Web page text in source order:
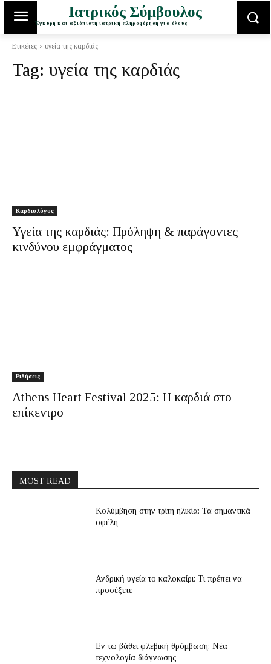
Ιατρικός Σύμβουλος
Έγκυρη και αξιόπιστη ιατρική πληροφόρηση για όλους
Ετικέτες υγεία της καρδιάς
Tag: υγεία της καρδιάς
Καρδιολόγος
Υγεία της καρδιάς: Πρόληψη & παράγοντες
κινδύνου εμφράγματος
Ειδήσεις
Athens Heart Festival 2025: Η καρδιά στο
επίκεντρο
MOST READ
Κολύμβηση στην τρίτη ηλικία: Τα σημαντικά
οφέλη
Ανδρική υγεία το καλοκαίρι: Τι πρέπει να
προσέξετε
Εν τω βάθει φλεβική θρόμβωση: Νέα
τεχνολογία διάγνωσης